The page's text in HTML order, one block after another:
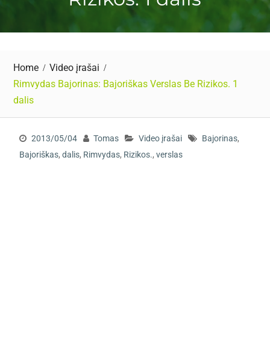
Home
Video įrašai
Rimvydas Bajorinas: Bajoriškas Verslas Be Rizikos. 1
dalis
2013/05/04 Tomas Video įrašai Bajorinas,
Bajoriškas, dalis, Rimvydas, Rizikos., verslas